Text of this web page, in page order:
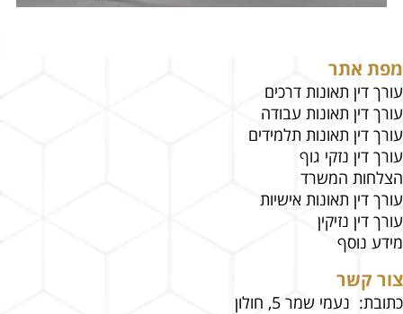
מפת אתר
עורך דין תאונות דרכים
עורך דין תאונות עבודה
עורך דין תאונות תלמידים
עורך דין נזקי גוף
הצלחות המשרד
עורך דין תאונות אישיות
עורך דין נזיקין
מידע נוסף
צור קשר
כתובת: נעמי שמר 5, חולון